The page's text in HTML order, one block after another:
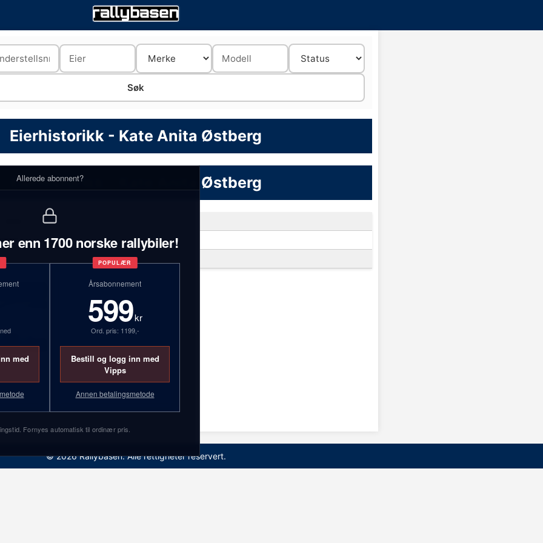
Eierhistorikk - Kate Anita Østberg
Allerede abonnent?
enn 1700 norske rallybiler!
med
POPULÆR
Årsabonnement
599kr
Ord. pris: 1199,-
Bestill og logg inn med
Vipps
Annen betalingsmetode
Fornyes automatisk til ordinær pris.
Eierhistorikk - Kate Anita Østberg
© 2026 Rallybasen. Alle rettigheter reservert.